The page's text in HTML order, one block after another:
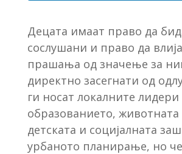
Децата имаат право да
сослушани и право да
прашања од значење за
директно засегнати од
ги носат локалните лидери
образованието,
детската и социјалната
урбаното планирање, но